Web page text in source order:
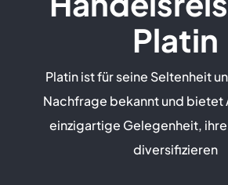
Platin
Platin ist für seine Seltenheit
Nachfrage bekannt und bietet
einzigartige Gelegenheit,
diversifizieren